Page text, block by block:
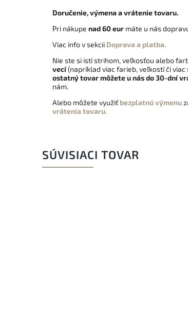
Doručenie, výmena a vrátenie tovaru.
Pri nákupe nad 60 eur máte u nás
Viac info v sekcii Doprava a platba.
Nie ste si istí strihom, veľkosťou alebo
vecí(napríklad viac farieb, veľkostí či viac
ostatný tovar môžete u nás do 30-dní
nám.
Alebo môžete využiť bezplatnú výmenu
vrátenia tovaru.
SÚVISIACI TOVAR